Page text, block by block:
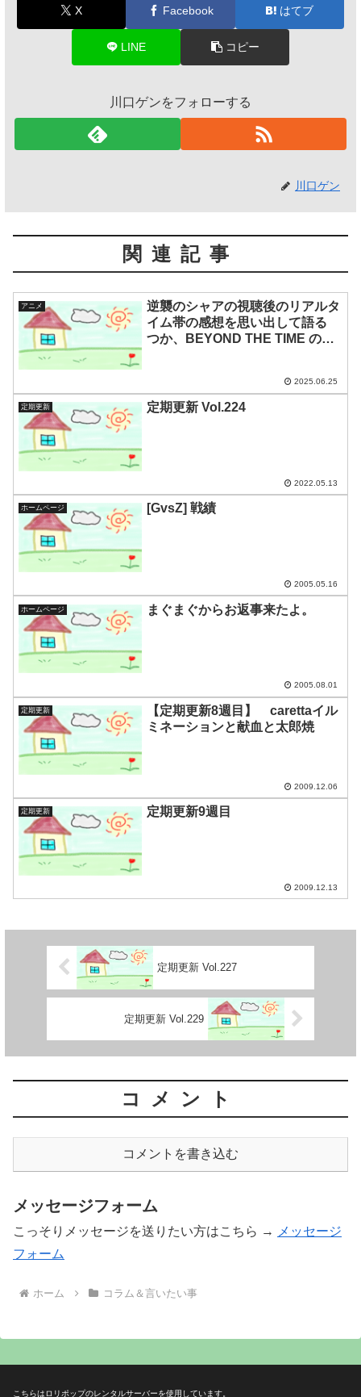
X Facebook はてブ
LINE コピー
川口ゲンをフォローする
川口ゲン
関連記事
アニメ
逆襲のシャアの視聴後のリアルタ
イム帯の感想を思い出して語る
つか、BEYOND THE TIME のお
2025.06.25
定期更新 定期更新 Vol.224
2022.05.13
ホームページ [GvsZ] 戦績
2005.05.16
ホームページ まぐまぐからお返事来たよ。
2005.08.01
定期更新
【定期更新8週目】 carettaイル
ミネーションと献血と太郎焼
2009.12.06
定期更新 定期更新9週目
2009.12.13
定期更新 Vol.227
定期更新 Vol.229
コメント
コメントを書き込む
メッセージフォーム
こっそりメッセージを送りたい方はこちら →
メッセージ
フォーム
ホーム コラム＆言いたい事
こちらはロリポップのレンタルサーバーを使用しています。